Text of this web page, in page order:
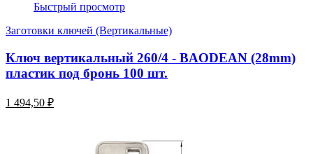
Быстрый просмотр
Заготовки ключей (Вертикальные)
Ключ вертикальный 260/4 - BAODEAN (28mm)
пластик под бронь 100 шт.
1 494,50 ₽